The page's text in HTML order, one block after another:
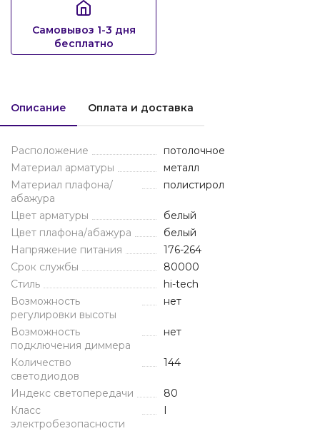
Самовывоз 1-3 дня
бесплатно
Описание Оплата и доставка
Расположение
потолочное
Материал арматуры
металл
Материал плафона/
абажура
полистирол
Цвет арматуры
белый
Цвет плафона/абажура
белый
Напряжение питания
176-264
Срок службы
80000
Стиль
hi-tech
Возможность
регулировки высоты
нет
Возможность
подключения диммера
нет
Количество
светодиодов
144
Индекс светопередачи
80
Класс
электробезопасности
I